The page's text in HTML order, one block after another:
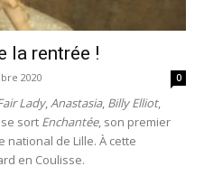
la rentrée !
2020 0
Lady,Anastasia, Billy Elliot,
sort Enchantée, son premier
de Lille. À cette
en Coulisse.